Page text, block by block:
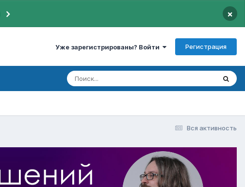
×
Уже зарегистрированы? Войти Регистрация
Вся активность